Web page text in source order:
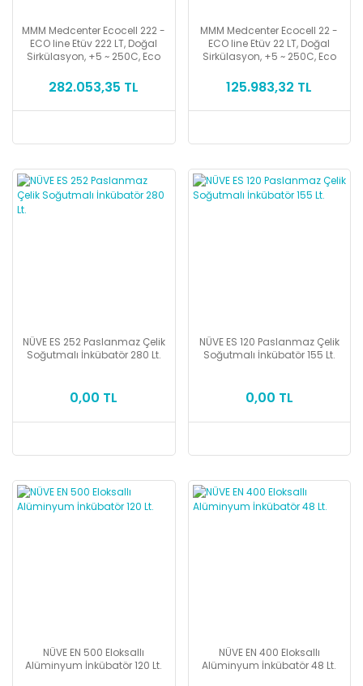
MMM Medcenter Ecocell 222 -
ECO line Etüv 222 LT, Doğal
Sirkülasyon, +5 ~ 250C, Eco
282.053,35 TL
MMM Medcenter Ecocell 22 -
ECO line Etüv 22 LT, Doğal
Sirkülasyon, +5 ~ 250C, Eco
125.983,32 TL
NÜVE ES 252 Paslanmaz Çelik
Soğutmalı İnkübatör 280 Lt.
0,00 TL
NÜVE ES 120 Paslanmaz Çelik
Soğutmalı İnkübatör 155 Lt.
0,00 TL
NÜVE EN 500 Eloksallı
Alüminyum İnkübatör 120 Lt.
NÜVE EN 400 Eloksallı
Alüminyum İnkübatör 48 Lt.